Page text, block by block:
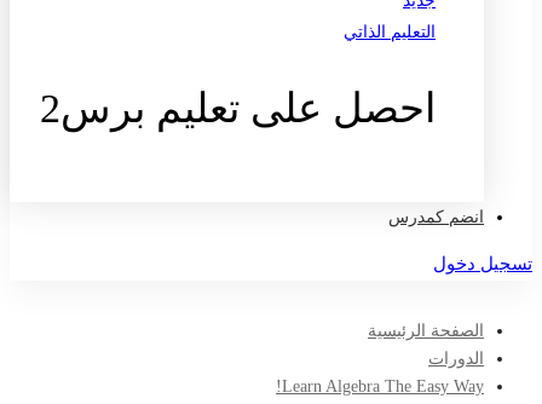
التعليم الذاتي
احصل على تعليم برس2
انضم كمدرس
تسجيل دخول
الصفحة الرئيسية
الدورات
Learn Algebra The Easy Way!